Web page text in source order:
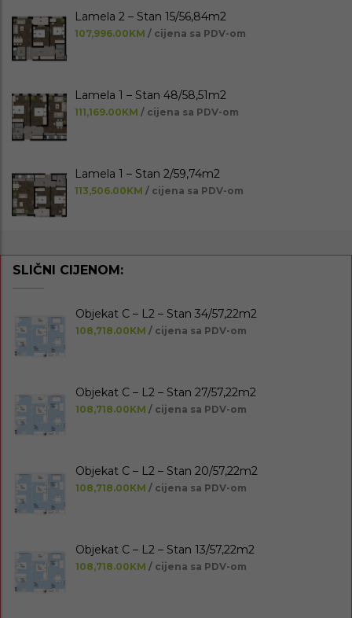
Lamela 2 – Stan 15/56,84m2
107,996.00KM / cijena sa PDV-om
Lamela 1 – Stan 48/58,51m2
111,169.00KM / cijena sa PDV-om
Lamela 1 – Stan 2/59,74m2
113,506.00KM / cijena sa PDV-om
SLIČNI CIJENOM:
Objekat C – L2 – Stan 34/57,22m2
108,718.00KM / cijena sa PDV-om
Objekat C – L2 – Stan 27/57,22m2
108,718.00KM / cijena sa PDV-om
Objekat C – L2 – Stan 20/57,22m2
108,718.00KM / cijena sa PDV-om
Objekat C – L2 – Stan 13/57,22m2
108,718.00KM / cijena sa PDV-om